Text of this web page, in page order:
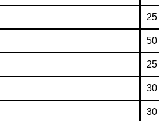
50
30
30